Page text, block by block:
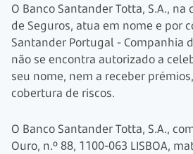
O Banco SantanderTotta, S.A., na
de Seguros, atua em nome e por
Santander Portugal - Companhia
não se encontra autorizado a
seu nome, nem a receber
cobertura de riscos.
O Banco SantanderTotta, S.A.,
Ouro, n.º 88, 1100-063 LISBOA,